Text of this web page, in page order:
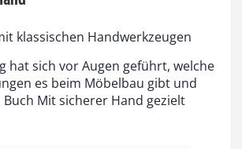
klassischen Handwerkzeugen
hat sich vor Augen geführt, welche
es beim Möbelbau gibt und
Mit sicherer Hand gezielt